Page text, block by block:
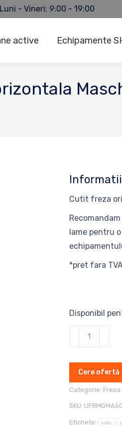
Luni - Vineri: 9:00 - 19:00
active Echipamente
Informatii
Cutit freza
lame pentru
*pret fara
Disponibil
Cantitate
Cutite
lame
freza
orizontala
Cere ofertă
Categorie:
SKU:
Etichete: colti